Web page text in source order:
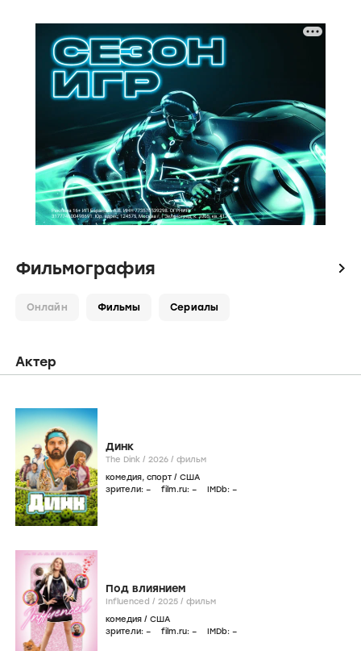
Фильмография icon
Онлайн Фильмы Сериалы
Актер
Динк
The Dink / 2026 / фильм
комедия, спорт / США
зрители: – film.ru: – IMDb: –
Под влиянием
Influenced / 2025 / фильм
комедия / США
зрители: – film.ru: – IMDb: –